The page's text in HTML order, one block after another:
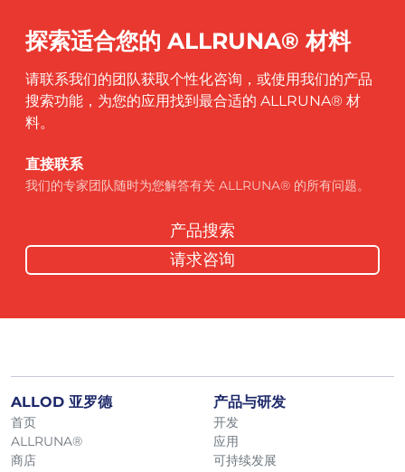
探索适合您的 ALLRUNA® 材料
请联系我们的团队获取个性化咨询，或使用我们的产品
搜索功能，为您的应用找到最合适的 ALLRUNA® 材
料。
直接联系
我们的专家团队随时为您解答有关 ALLRUNA® 的所有问题。
产品搜索
请求咨询
ALLOD 亚罗德
首页
ALLRUNA®
商店
产品与研发
开发
应用
可持续发展